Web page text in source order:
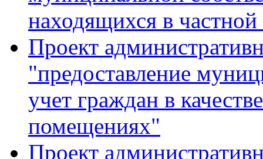
находящихся в
Проект
"предоставление
учет граждан в
помещениях"
Проект